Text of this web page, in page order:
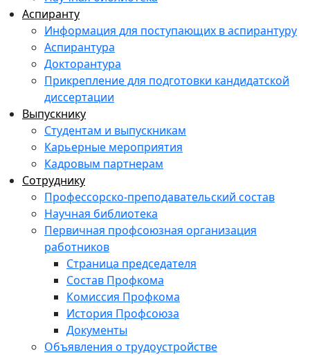
Аспиранту
Информация для поступающих в аспирантуру
Аспирантура
Докторантура
Прикрепление для подготовки кандидатской
диссертации
Выпускнику
Студентам и выпускникам
Карьерные мероприятия
Кадровым партнерам
Сотруднику
Профессорско-преподавательский состав
Научная библиотека
Первичная профсоюзная организация
работников
Страница председателя
Состав Профкома
Комиссия Профкома
История Профсоюза
Документы
Объявления о трудоустройстве